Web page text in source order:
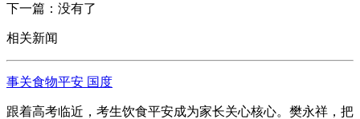
下一篇：没有了
相关新闻
事关食物平安 国度
跟着高考临近，考生饮食平安成为家长关心核心。樊永祥，把